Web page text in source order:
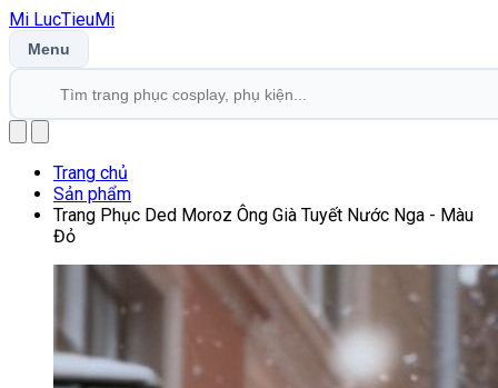
Mi LucTieuMi
Menu
Trang chủ
Sản phẩm
Trang Phục Ded Moroz Ông Già Tuyết Nước Nga - Màu
Đỏ